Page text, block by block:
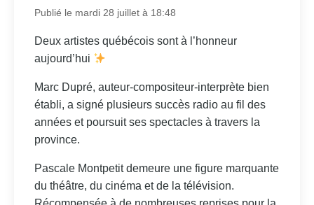
Publié le mardi 28 juillet à 18:48
Deux artistes québécois sont à l’honneur
aujourd’hui
Marc Dupré, auteur-compositeur-interprète bien
établi, a signé plusieurs succès radio au fil des
années et poursuit ses spectacles à travers la
province.
Pascale Montpetit demeure une figure marquante
du théâtre, du cinéma et de la télévision.